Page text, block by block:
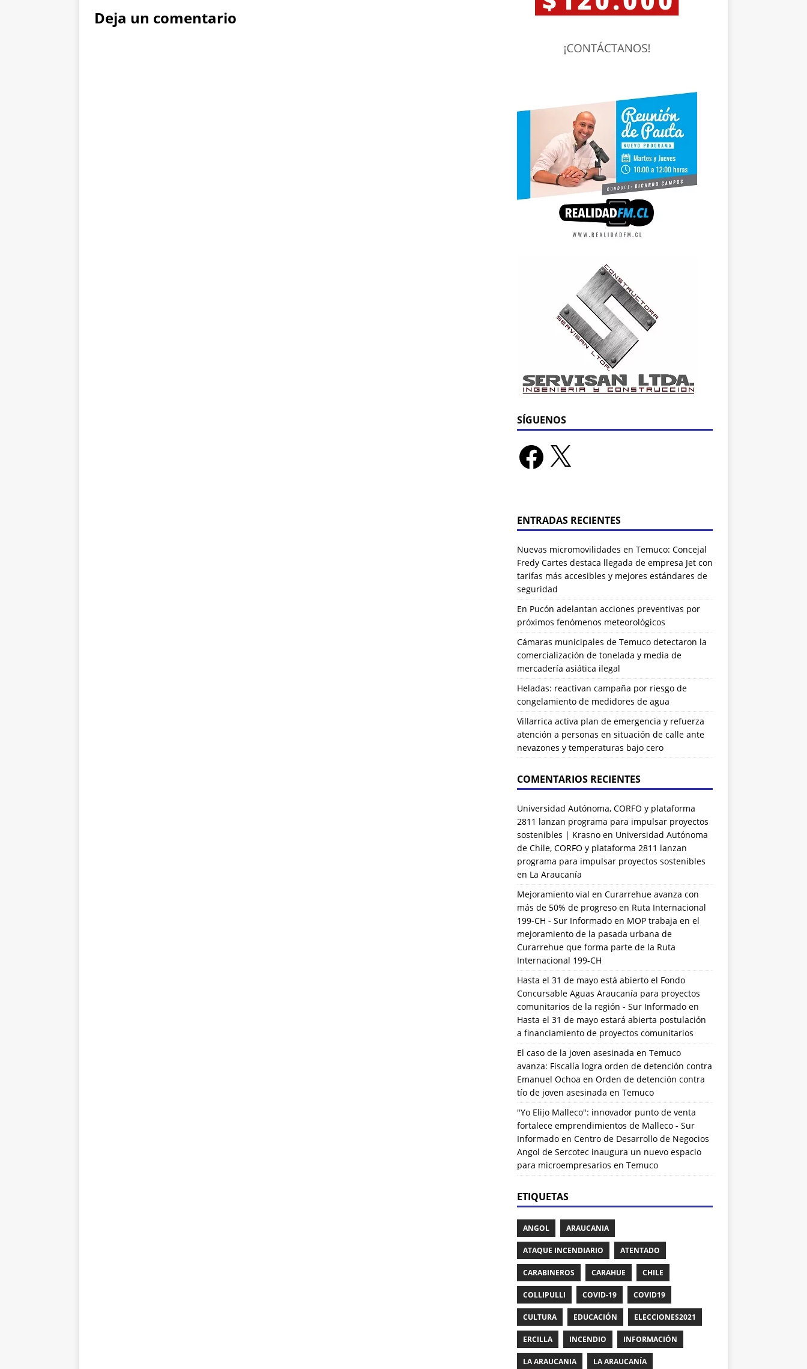
Deja un comentario
SÍGUENOS
ENTRADAS RECIENTES
Nuevas micromovilidades en Temuco: Concejal
Fredy Cartes destaca llegada de empresa Jet con
tarifas más accesibles y mejores estándares de
seguridad
En Pucón adelantan acciones preventivas por
próximos fenómenos meteorológicos
Cámaras municipales de Temuco detectaron la
comercialización de tonelada y media de
mercadería asiática ilegal
Heladas: reactivan campaña por riesgo de
congelamiento de medidores de agua
Villarrica activa plan de emergencia y refuerza
atención a personas en situación de calle ante
nevazones y temperaturas bajo cero
COMENTARIOS RECIENTES
Universidad Autónoma, CORFO y plataforma
2811 lanzan programa para impulsar proyectos
sostenibles | Krasnoen Universidad Autónoma
de Chile, CORFO y plataforma 2811 lanzan
programa para impulsar proyectos sostenibles
en La Araucanía
Mejoramiento vial en Curarrehue avanza con
más de 50% de progreso en Ruta Internacional
199-CH - Sur Informadoen MOP trabaja en el
mejoramiento de la pasada urbana de
Curarrehue que forma parte de la Ruta
Internacional 199-CH
Hasta el 31 de mayo está abierto el Fondo
Concursable Aguas Araucanía para proyectos
comunitarios de la región - Sur Informadoen
Hasta el 31 de mayo estará abierta postulación
a financiamiento de proyectos comunitarios
El caso de la joven asesinada en Temuco
avanza: Fiscalía logra orden de detención contra
Emanuel Ochoa en Orden de detención contra
tío de joven asesinada en Temuco
"Yo Elijo Malleco": innovador punto de venta
fortalece emprendimientos de Malleco - Sur
Informadoen Centro de Desarrollo de Negocios
Angol de Sercotec inaugura un nuevo espacio
para microempresarios en Temuco
ETIQUETAS
ANGOL ARAUCANIA
ATAQUE INCENDIARIO ATENTADO
CARABINEROS CARAHUE CHILE
COLLIPULLI COVID-19 COVID19
CULTURA EDUCACIÓN ELECCIONES2021
ERCILLA INCENDIO INFORMACIÓN
LA ARAUCANIA LA ARAUCANÍA